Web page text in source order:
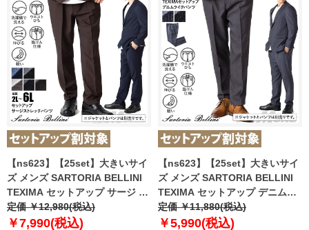
【ns623】【25set】大きいサイ
ズ メンズ SARTORIA BELLINI
TEXIMA セットアップ サージ ス
トレッチ パンツ 軽量 ウォッシャ
ブル スマリラ 52870b-pt
定価 ￥12,980(税込)
￥7,990(税込)
【ns623】【25set】大きいサイ
ズ メンズ SARTORIA BELLINI
TEXIMA セットアップ デニムラ
イク ストレッチ パンツ 軽量 ウ
ォッシャブル スマリラ 52871b-
定価 ￥11,880(税込)
￥5,990(税込)